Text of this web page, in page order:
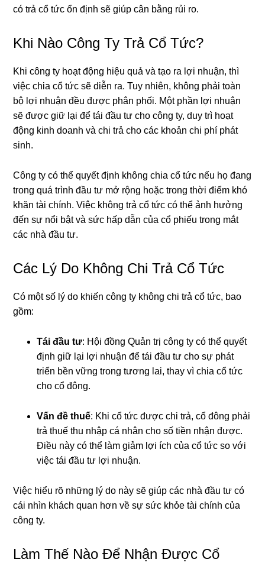
có trả cổ tức ổn định sẽ giúp cân bằng rủi ro.
Khi Nào Công Ty Trả Cổ Tức?
Khi công ty hoạt động hiệu quả và tạo ra lợi nhuận, thì
việc chia cổ tức sẽ diễn ra. Tuy nhiên, không phải toàn
bộ lợi nhuận đều được phân phối. Một phần lợi nhuận
sẽ được giữ lại để tái đầu tư cho công ty, duy trì hoạt
động kinh doanh và chi trả cho các khoản chi phí phát
sinh.
Công ty có thể quyết định không chia cổ tức nếu họ đang
trong quá trình đầu tư mở rộng hoặc trong thời điểm khó
khăn tài chính. Việc không trả cổ tức có thể ảnh hưởng
đến sự nổi bật và sức hấp dẫn của cổ phiếu trong mắt
các nhà đầu tư.
Các Lý Do Không Chi Trả Cổ Tức
Có một số lý do khiến công ty không chi trả cổ tức, bao
gồm:
Tái đầu tư: Hội đồng Quản trị công ty có thể quyết
định giữ lại lợi nhuận để tái đầu tư cho sự phát
triển bền vững trong tương lai, thay vì chia cổ tức
cho cổ đông.
Vấn đề thuế: Khi cổ tức được chi trả, cổ đông phải
trả thuế thu nhập cá nhân cho số tiền nhận được.
Điều này có thể làm giảm lợi ích của cổ tức so với
việc tái đầu tư lợi nhuận.
Việc hiểu rõ những lý do này sẽ giúp các nhà đầu tư có
cái nhìn khách quan hơn về sự sức khỏe tài chính của
công ty.
Làm Thế Nào Để Nhận Được Cổ